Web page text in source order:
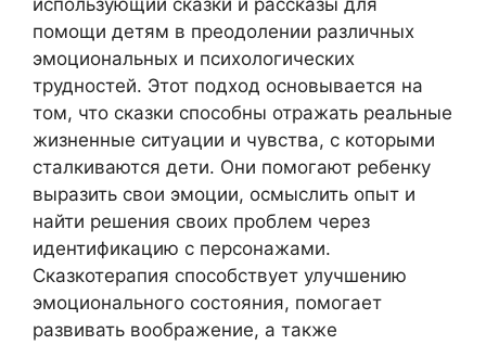
помощи детям в преодолении различных
эмоциональных и психологических
трудностей. Этот подход основывается на
том, что сказки способны отражать реальные
жизненные ситуации и чувства, с которыми
сталкиваются дети. Они помогают ребенку
выразить свои эмоции, осмыслить опыт и
найти решения своих проблем через
идентификацию с персонажами.
Сказкотерапия способствует улучшению
эмоционального состояния, помогает
развивать воображение, а также